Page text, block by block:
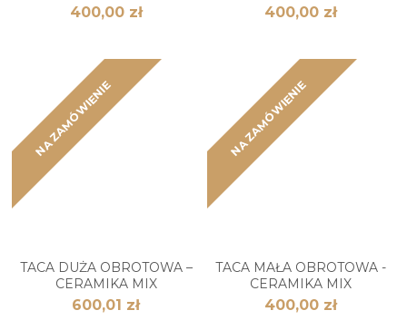
400,00 zł 400,00 zł
NA ZAMÓWIENIE
TACA DUŻA OBROTOWA –
CERAMIKA MIX
600,01 zł
NA ZAMÓWIENIE
TACA MAŁA OBROTOWA -
CERAMIKA MIX
400,00 zł